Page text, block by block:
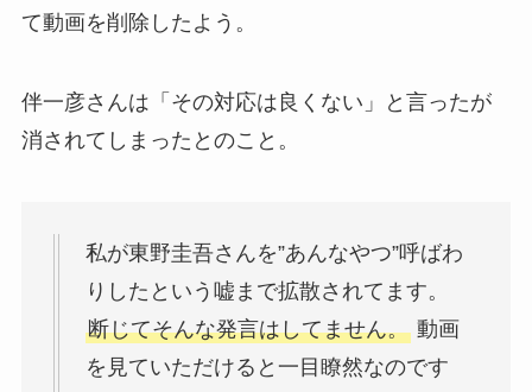
て動画を削除したよう。
伴一彦さんは「その対応は良くない」と言ったが
消されてしまったとのこと。
私が東野圭吾さんを”あんなやつ”呼ばわ
りしたという嘘まで拡散されてます。
断じてそんな発言はしてません。動画
を見ていただけると一目瞭然なのです